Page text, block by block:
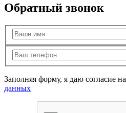
Обратный звонок
Заполняя форму, я даю согласие на
данных